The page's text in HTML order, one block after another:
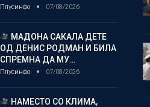
Плусинфо 07/08/2026
МАДОНА САКАЛА ДЕТЕ
ОД ДЕНИС РОДМАН И БИЛА
СПРЕМНА ДА МУ…
Плусинфо 07/08/2026
НАМЕСТО СО КЛИМА,